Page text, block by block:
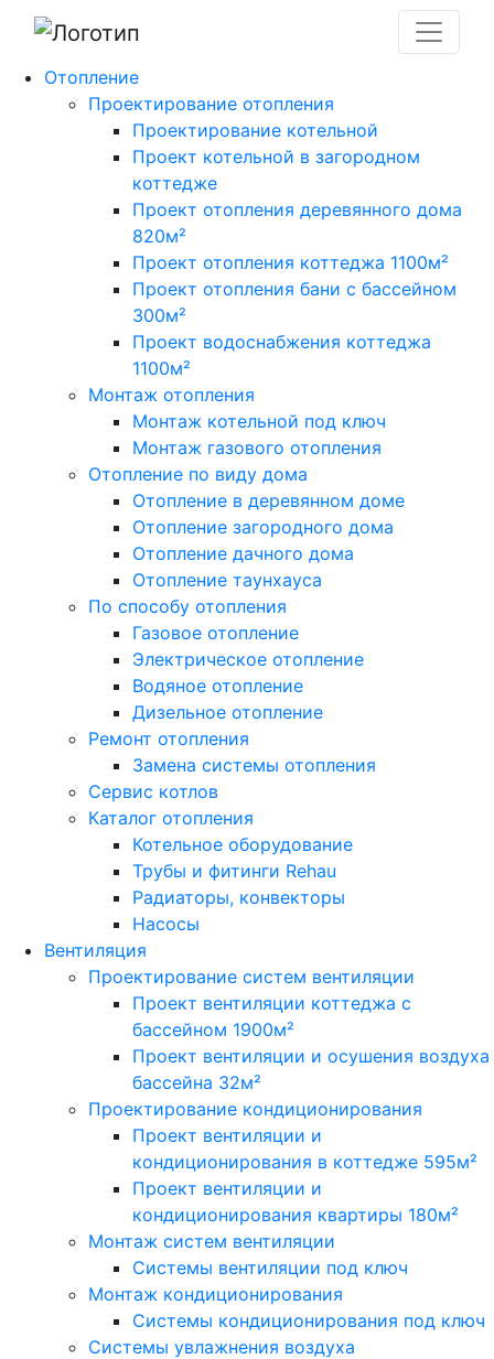
Отопление
Проектирование отопления
Проектирование котельной
Проект котельной в загородном
коттедже
Проект отопления деревянного дома
820м²
Проект отопления коттеджа 1100м²
Проект отопления бани с бассейном
300м²
Проект водоснабжения коттеджа
1100м²
Монтаж отопления
Монтаж котельной под ключ
Монтаж газового отопления
Отопление по виду дома
Отопление в деревянном доме
Отопление загородного дома
Отопление дачного дома
Отопление таунхауса
По способу отопления
Газовое отопление
Электрическое отопление
Водяное отопление
Дизельное отопление
Ремонт отопления
Замена системы отопления
Сервис котлов
Каталог отопления
Котельное оборудование
Трубы и фитинги Rehau
Радиаторы, конвекторы
Насосы
Вентиляция
Проектирование систем вентиляции
Проект вентиляции коттеджа с
бассейном 1900м²
Проект вентиляции и осушения воздуха
бассейна 32м²
Проектирование кондиционирования
Проект вентиляции и
кондиционирования в коттедже 595м²
Проект вентиляции и
кондиционирования квартиры 180м²
Монтаж систем вентиляции
Системы вентиляции под ключ
Монтаж кондиционирования
Системы кондиционирования под ключ
Системы увлажнения воздуха